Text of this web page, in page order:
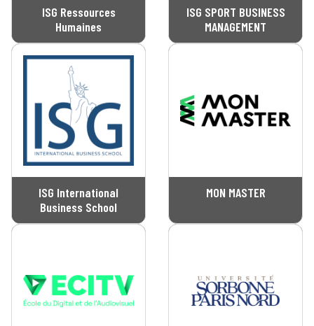
ISG Ressources
Humaines
ISG SPORT BUSINESS
MANAGEMENT
ISG International
Business School
MON MASTER